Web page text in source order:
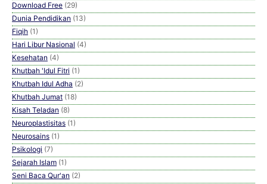
Download Free (29)
Dunia Pendidikan (13)
Fiqih (1)
Hari Libur Nasional (4)
Kesehatan (4)
Khutbah 'Idul Fitri (1)
Khutbah Idul Adha (2)
Khutbah Jumat (18)
Kisah Teladan (8)
Neuroplastisitas (1)
Neurosains (1)
Psikologi (7)
Sejarah Islam (1)
Seni Baca Qur'an (2)